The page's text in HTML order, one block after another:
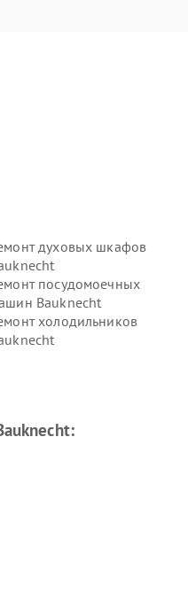
духовых шкафов
посудомоечных
Bauknecht
холодильников